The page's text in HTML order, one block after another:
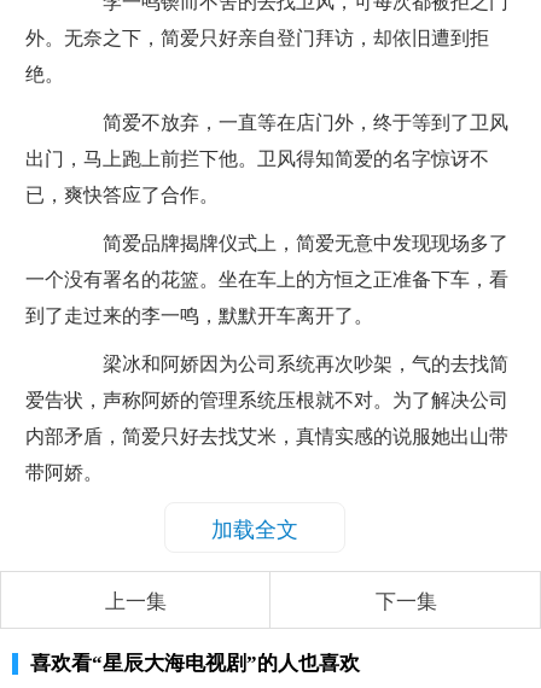
外。无奈之下，简爱只好亲自登门拜访，却依旧遭到拒
绝。
简爱不放弃，一直等在店门外，终于等到了卫风
出门，马上跑上前拦下他。卫风得知简爱的名字惊讶不
已，爽快答应了合作。
简爱品牌揭牌仪式上，简爱无意中发现现场多了
一个没有署名的花篮。坐在车上的方恒之正准备下车，看
到了走过来的李一鸣，默默开车离开了。
梁冰和阿娇因为公司系统再次吵架，气的去找简
爱告状，声称阿娇的管理系统压根就不对。为了解决公司
内部矛盾，简爱只好去找艾米，真情实感的说服她出山带
带阿娇。
加载全文
上一集 下一集
喜欢看“星辰大海电视剧”的人也喜欢